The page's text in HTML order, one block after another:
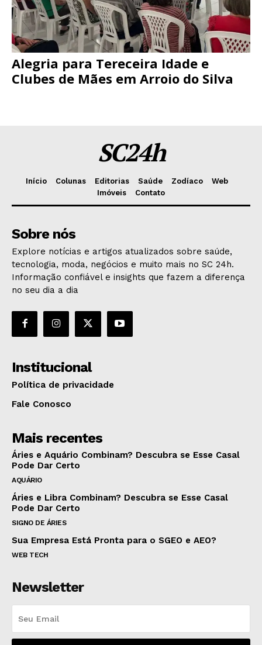
Alegria para Tereceira Idade e
Clubes de Mães em Arroio do Silva
SC24h
Início Colunas Editorias Saúde Zodíaco
Web
Imóveis
Contato
Sobre nós
Explore notícias e artigos atualizados sobre saúde,
tecnologia, moda, negócios e muito mais no SC 24h.
Informação confiável e insights que fazem a diferença
no seu dia a dia
Institucional
Política de privacidade
Fale Conosco
Mais recentes
Áries e Aquário Combinam? Descubra se Esse Casal
Pode Dar Certo
AQUÁRIO
Áries e Libra Combinam? Descubra se Esse Casal
Pode Dar Certo
SIGNO DE ÁRIES
Sua Empresa Está Pronta para o SGEO e AEO?
WEB TECH
Newsletter